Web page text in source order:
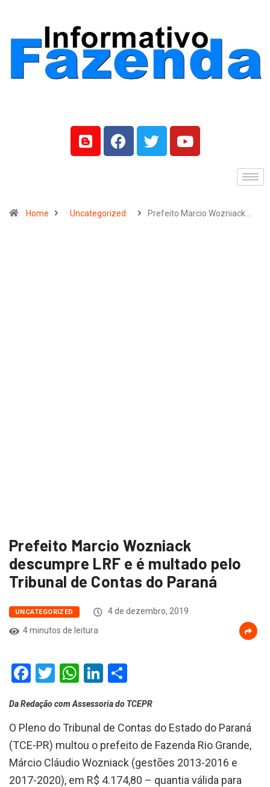
Home Uncategorized Prefeito Marcio Wozniack…
Prefeito Marcio Wozniack
descumpre LRF e é multado pelo
Tribunal de Contas do Paraná
UNCATEGORIZED
4 de dezembro, 2019
4 minutos de leitura
Facebook
Twitter
WhatsApp
LinkedIn
Da Redação com Assessoria do TCEPR
O Pleno do Tribunal de Contas do Estado do Paraná
(TCE-PR) multou o prefeito de Fazenda Rio Grande,
Márcio Cláudio Wozniack (gestões 2013-2016 e
2017-2020), em R$ 4.174,80 – quantia válida para